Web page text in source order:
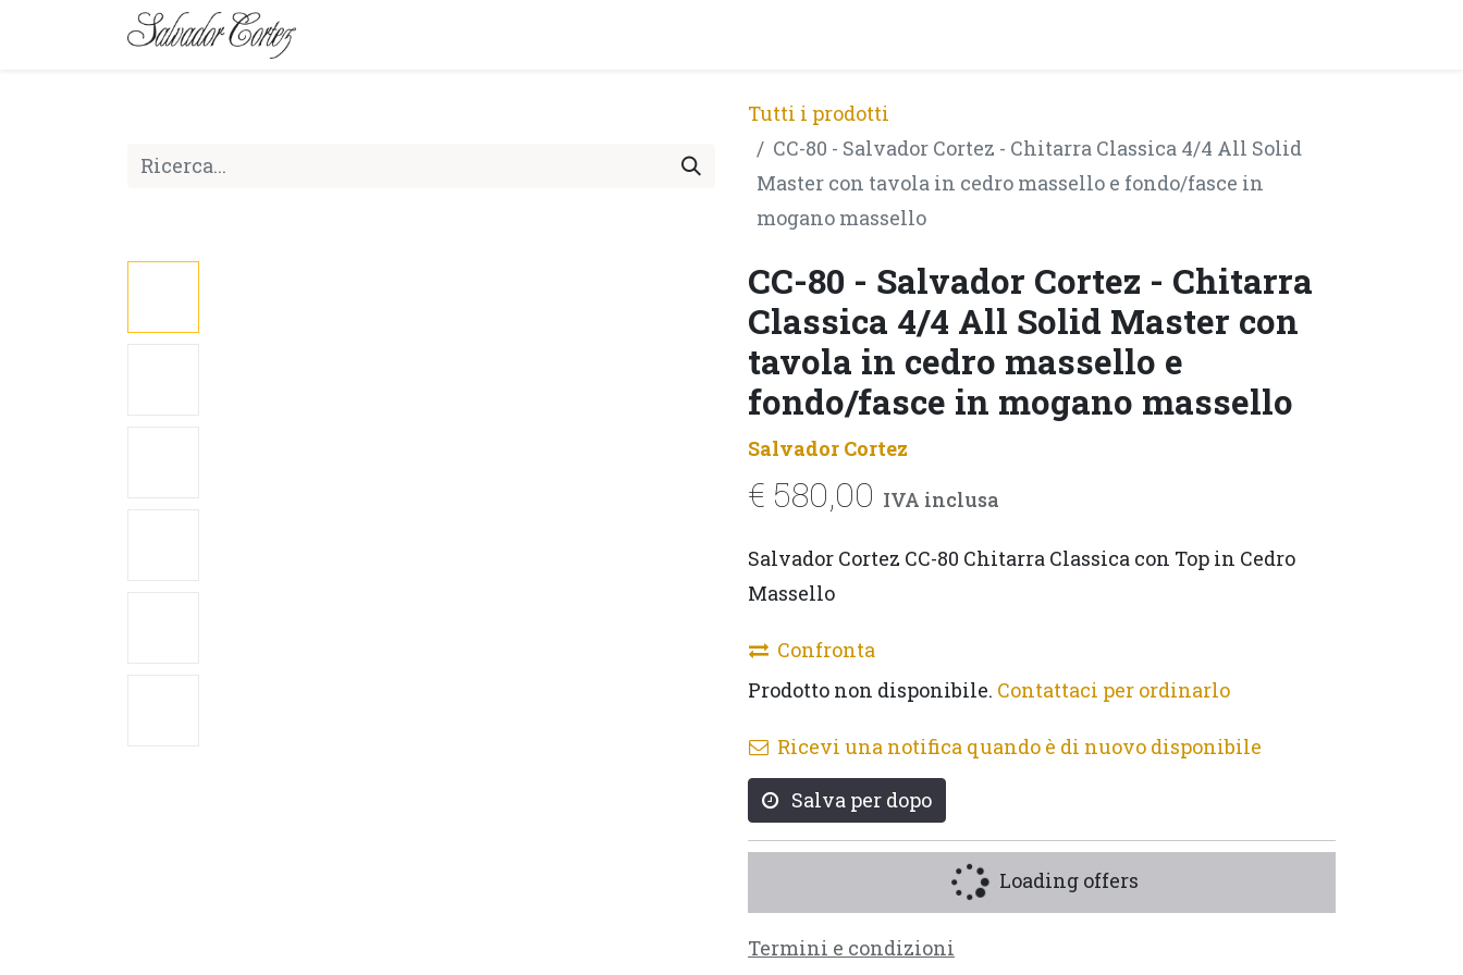
Tutti i prodotti
CC-80 - Salvador Cortez - Chitarra Classica 4/4 All Solid
Master con tavola in cedro massello e fondo/fasce in
mogano massello
CC-80 - Salvador Cortez - Chitarra
Classica 4/4 All Solid Master con
tavola in cedro massello e
fondo/fasce in mogano massello
Salvador Cortez
€ 580,00 IVA inclusa
Salvador Cortez CC-80 Chitarra Classica con Top in Cedro
Massello
Confronta
Prodotto non disponibile. Contattaci per ordinarlo
Ricevi una notifica quando è di nuovo disponibile
Salva per dopo
Loading offers
Termini e condizioni